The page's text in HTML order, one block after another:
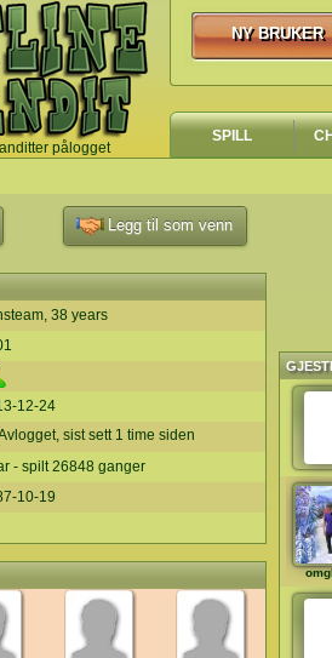
pålogget
NY BRUKER
NY BRUKER
SPILL
Legg til som venn
38 years
12-24
sist sett 1 time siden
- spilt 26848 ganger
10-19